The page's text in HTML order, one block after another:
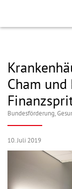
Cham
Bundesförderung,
10. Juli 2019